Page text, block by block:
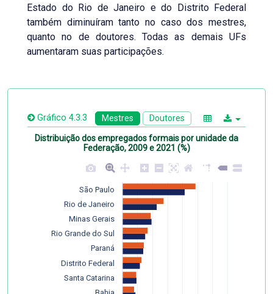
Estado do Rio de Janeiro e do Distrito Federal
também diminuíram tanto no caso dos mestres,
quanto no de doutores. Todas as demais UFs
aumentaram suas participações.
Gráfico 4.3.3 Mestres Doutores
Distribuição dos empregados formais por unidade da
Federação, 2009 e 2021 (%)
Santa Catarina
Distrito Federal
Paraná
Rio Grande do Sul
Minas Gerais
Rio de Janeiro
São Paulo